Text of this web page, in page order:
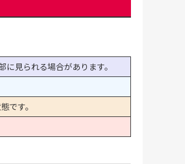
見られる場合があります。
です。